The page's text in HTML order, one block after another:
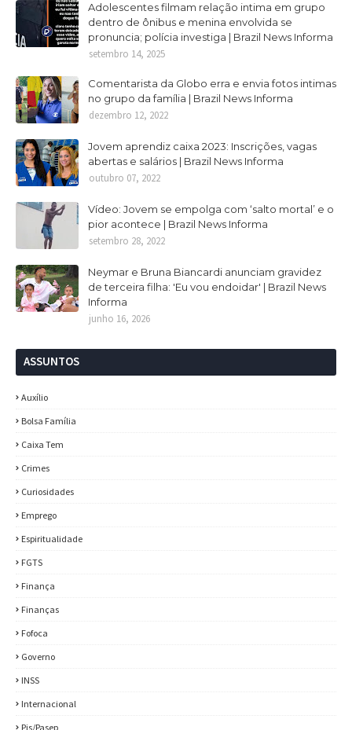
Adolescentes filmam relação intima em grupo
dentro de ônibus e menina envolvida se
pronuncia; polícia investiga | Brazil News Informa
setembro 14, 2025
Comentarista da Globo erra e envia fotos intimas
no grupo da família | Brazil News Informa
dezembro 12, 2022
Jovem aprendiz caixa 2023: Inscrições, vagas
abertas e salários | Brazil News Informa
outubro 07, 2022
Vídeo: Jovem se empolga com ‘salto mortal’ e o
pior acontece | Brazil News Informa
setembro 28, 2022
Neymar e Bruna Biancardi anunciam gravidez
de terceira filha: 'Eu vou endoidar' | Brazil News
Informa
junho 16, 2026
ASSUNTOS
Auxílio
Bolsa Família
Caixa Tem
Crimes
Curiosidades
Emprego
Espiritualidade
FGTS
Finança
Finanças
Fofoca
Governo
INSS
Internacional
Pis/Pasep